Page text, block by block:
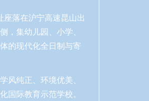
座落在沪宁高速昆山出
，集幼儿园、小学、
的现代化全日制与寄
风纯正、环境优美、
国际教育示范学校。